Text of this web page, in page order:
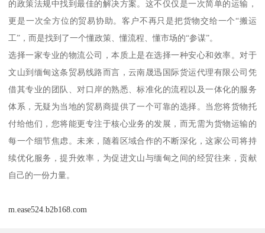
的政策法规中找到最佳的解决方案。这不仅仅是一次简单的运输，
更是一次全方位的贸易协助。客户不再只是把货物交给一个“搬运
工”，而是找到了一个懂政策、懂流程、懂市场的“参谋”。
选择一家专业的物流公司，本质上是在选择一种安心和效率。对于
文山到缅甸这条贸易线路而言，云南晟迅国际货运代理有限公司凭
借其专业的团队、对口岸的熟悉、标准化的流程以及一体化的服务
体系，无疑为当地的贸易商提供了一个可靠的选择。当您将货物托
付给他们，您将能更专注于核心业务的发展，而无需为货物运输的
每一个细节焦虑。未来，随着区域合作的不断深化，这家公司将持
续优化服务，提升效率，为促进文山与缅甸之间的经贸往来，贡献
自己的一份力量。
m.ease524.b2b168.com